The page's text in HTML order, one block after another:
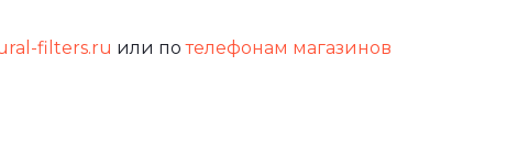
filters.ru или потелефонам магазинов